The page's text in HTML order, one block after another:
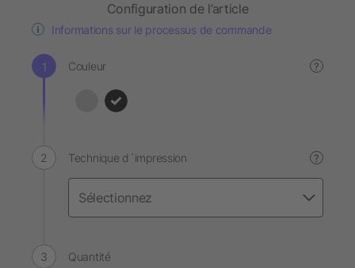
Configuration de l’article
Informations sur le processus de commande
Couleur ?
Technique d´impression ?
Quantité